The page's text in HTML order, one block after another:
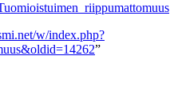
w/index.php?
”